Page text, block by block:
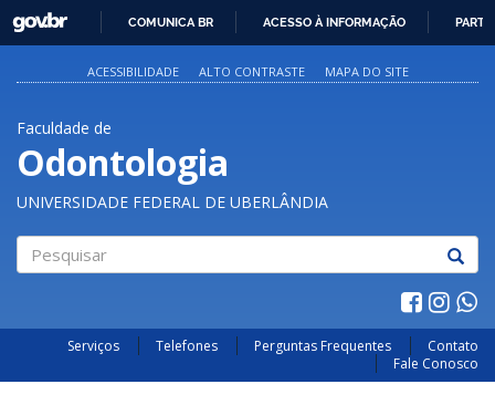
PARA
O
GOVBR
COMUNICA BR ACESSO À INFORMAÇÃO
ACESSIBILIDADE ALTO CONTRASTE MAPA DO SITE
Faculdade de
Odontologia
UNIVERSIDADE FEDERAL DE UBERLÂNDIA
Serviços Telefones Perguntas Frequentes
Contato
Fale Conosco